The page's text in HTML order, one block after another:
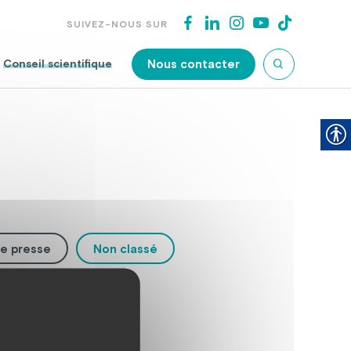
SUIVEZ-NOUS SUR
Conseil scientifique Nous contacter
presse Non classé